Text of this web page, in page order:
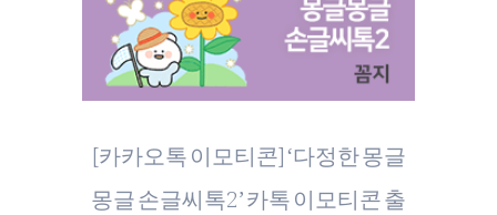
[카카오톡 이모티콘] ‘다정한 몽글
몽글 손글씨톡2’ 카톡 이모티콘 출